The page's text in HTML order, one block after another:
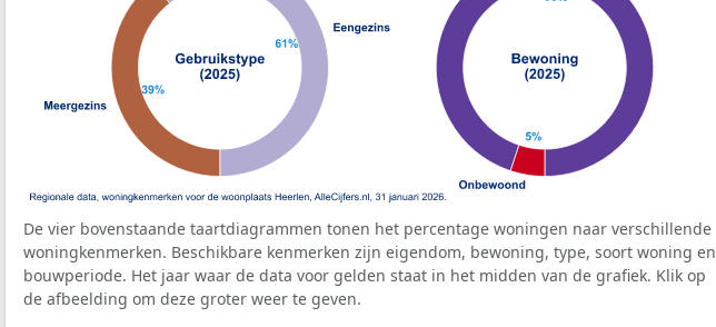
De vier bovenstaande taartdiagrammen tonen het percentage woningen naar verschillende
woningkenmerken. Beschikbare kenmerken zijn eigendom, bewoning, type, soort woning en
bouwperiode. Het jaar waar de data voor gelden staat in het midden van de grafiek. Klik op
de afbeelding om deze groter weer te geven.